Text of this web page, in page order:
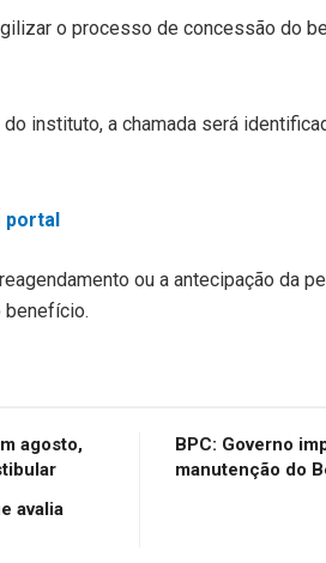
o processo de concessão do
instituto, a chamada será
portal
ou a antecipação da
benefício.
agosto,
avalia
BPC: Governo
manutenção do